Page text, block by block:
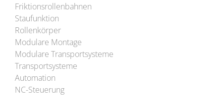
Friktionsrollenbahnen
Staufunktion
Rollenkörper
Modulare Montage
Modulare Transportsysteme
Transportsysteme
Automation
NC-Steuerung